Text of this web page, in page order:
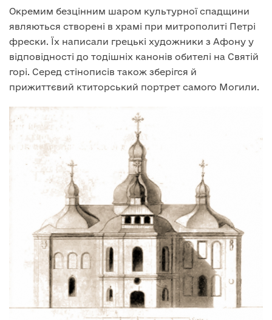
Окремим безцінним шаром культурної спадщини
являються створені в храмі при митрополиті Петрі
фрески. Їх написали грецькі художники з Афону у
відповідності до тодішніх канонів обителі на Святій
горі. Серед стінописів також зберігся й
прижиттєвий ктиторський портрет самого Могили.